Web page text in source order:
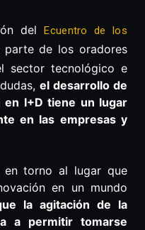
delEcuentro de los
parte de los oradores
sector tecnológico e
el desarrollo de
en I+D tiene un lugar
en las empresas y
en torno al lugar que
en un mundo
la agitación de la
a permitir tomarse